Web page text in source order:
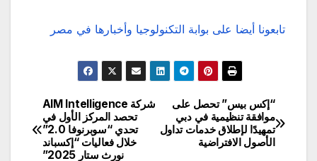
تابعونا أيضا على بوابة التكنولوجيا وأخبارها في مصر
تصفّح
المقالات
شركة AIM Intelligence
تحصد المركز الأول في
تحدي “سوبرنوفا 2.0”
خلال فعاليات “إكسباند
نورث ستار 2025”
“إكس بيس” تحصل على
موافقة تنظيمية في دبي
تمهيدًا لإطلاق خدمات تداول
الأصول الافتراضية